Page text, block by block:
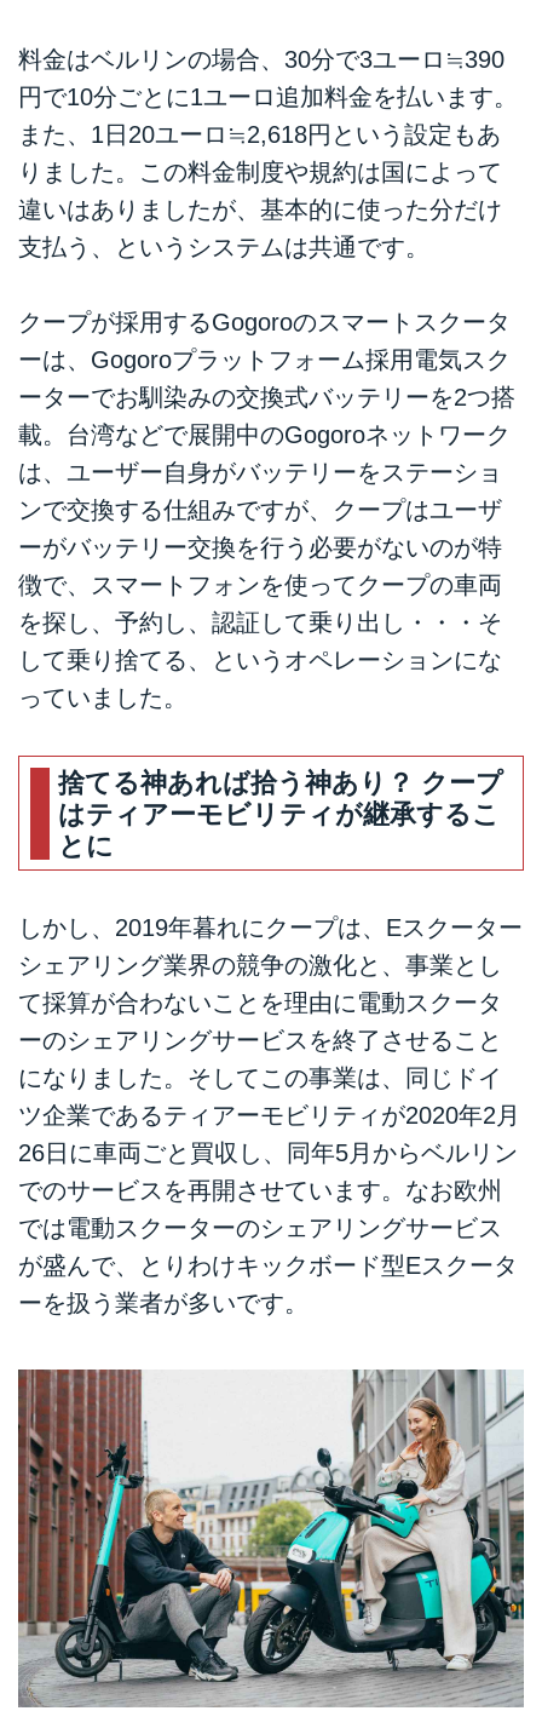
料金はベルリンの場合、30分で3ユーロ≒390
円で10分ごとに1ユーロ追加料金を払います。
また、1日20ユーロ≒2,618円という設定もあ
りました。この料金制度や規約は国によって
違いはありましたが、基本的に使った分だけ
支払う、というシステムは共通です。
クープが採用するGogoroのスマートスクータ
ーは、Gogoroプラットフォーム採用電気スク
ーターでお馴染みの交換式バッテリーを2つ搭
載。台湾などで展開中のGogoroネットワーク
は、ユーザー自身がバッテリーをステーショ
ンで交換する仕組みですが、クープはユーザ
ーがバッテリー交換を行う必要がないのが特
徴で、スマートフォンを使ってクープの車両
を探し、予約し、認証して乗り出し・・・そ
して乗り捨てる、というオペレーションにな
っていました。
捨てる神あれば拾う神あり？ クープ
はティアーモビリティが継承するこ
とに
しかし、2019年暮れにクープは、Eスクーター
シェアリング業界の競争の激化と、事業とし
て採算が合わないことを理由に電動スクータ
ーのシェアリングサービスを終了させること
になりました。そしてこの事業は、同じドイ
ツ企業であるティアーモビリティが2020年2月
26日に車両ごと買収し、同年5月からベルリン
でのサービスを再開させています。なお欧州
では電動スクーターのシェアリングサービス
が盛んで、とりわけキックボード型Eスクータ
ーを扱う業者が多いです。